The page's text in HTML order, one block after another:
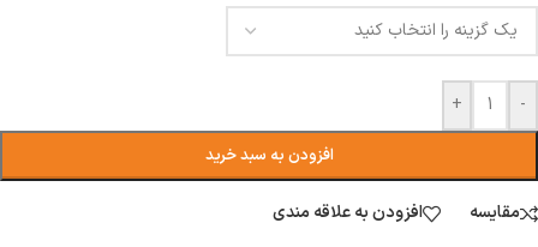
-
+
افزودن به سبد خرید
مقایسه افزودن به علاقه مندی